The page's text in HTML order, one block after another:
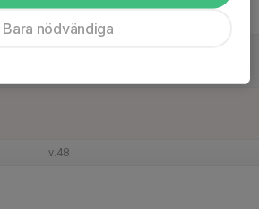
v.48
Bara nödvändiga